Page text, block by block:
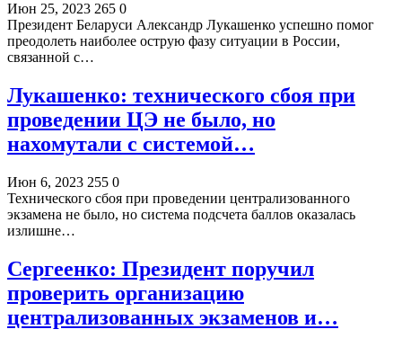
Июн 25, 2023 265 0
Президент Беларуси Александр Лукашенко успешно помог
преодолеть наиболее острую фазу ситуации в России,
связанной с…
Лукашенко: технического сбоя при
проведении ЦЭ не было, но
нахомутали с системой…
Июн 6, 2023 255 0
Технического сбоя при проведении централизованного
экзамена не было, но система подсчета баллов оказалась
излишне…
Сергеенко: Президент поручил
проверить организацию
централизованных экзаменов и…